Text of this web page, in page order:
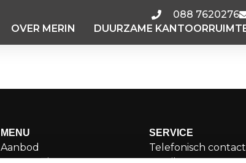
088 7620276
OVER MERIN DUURZAME
MENU
Aanbod
SERVICE
Telefonisch contact